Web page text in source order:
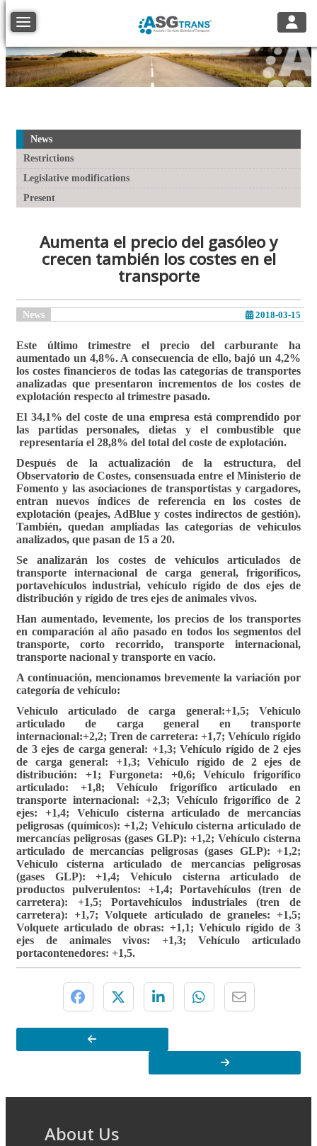
Toggle navigation
News
Restrictions
Legislative modifications
Present
Aumenta el precio del gasóleo y
crecen también los costes en el
transporte
News 2018-03-15
Este último trimestre el precio del carburante ha
aumentado un 4,8%. A consecuencia de ello, bajó un 4,2%
los costes financieros de todas las categorías de transportes
analizadas que presentaron incrementos de los costes de
explotación respecto al trimestre pasado.
El 34,1% del coste de una empresa está comprendido por
las partidas personales, dietas y el combustible que
representaría el 28,8% del total del coste de explotación.
Después de la actualización de la estructura, del
Observatorio de Costes, consensuada entre el Ministerio de
Fomento y las asociaciones de transportistas y cargadores,
entran nuevos índices de referencia en los costes de
explotación (peajes, AdBlue y costes indirectos de gestión).
También, quedan ampliadas las categorías de vehículos
analizados, que pasan de 15 a 20.
Se analizarán los costes de vehículos articulados de
transporte internacional de carga general, frigoríficos,
portavehículos industrial, vehículo rígido de dos ejes de
distribución y rígido de tres ejes de animales vivos.
Han aumentado, levemente, los precios de los transportes
en comparación al año pasado en todos los segmentos del
transporte, corto recorrido, transporte internacional,
transporte nacional y transporte en vacío.
A continuación, mencionamos brevemente la variación por
categoría de vehículo:
Vehículo articulado de carga general:+1,5; Vehículo
articulado de carga general en transporte
internacional:+2,2; Tren de carretera: +1,7; Vehículo rígido
de 3 ejes de carga general: +1,3; Vehículo rígido de 2 ejes
de carga general: +1,3; Vehículo rígido de 2 ejes de
distribución: +1; Furgoneta: +0,6; Vehículo frigorífico
articulado: +1,8; Vehículo frigorífico articulado en
transporte internacional: +2,3; Vehículo frigorífico de 2
ejes: +1,4; Vehículo cisterna articulado de mercancías
peligrosas (químicos): +1,2; Vehículo cisterna articulado de
mercancías peligrosas (gases GLP): +1,2; Vehículo cisterna
articulado de mercancías peligrosas (gases GLP): +1,2;
Vehículo cisterna articulado de mercancías peligrosas
(gases GLP): +1,4; Vehículo cisterna articulado de
productos pulverulentos: +1,4; Portavehículos (tren de
carretera): +1,5; Portavehículos industriales (tren de
carretera): +1,7; Volquete articulado de graneles: +1,5;
Volquete articulado de obras: +1,1; Vehículo rígido de 3
ejes de animales vivos: +1,3; Vehículo articulado
portacontenedores: +1,5.
About Us